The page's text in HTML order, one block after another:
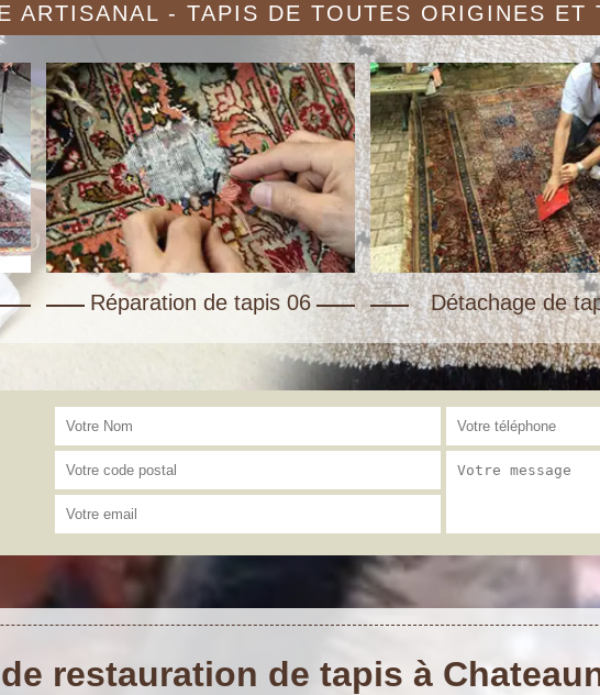
ARTISANAL - TAPIS DE TOUTES ORIGINES ET
Réparation de tapis 06 Détachage de
restauration de tapis à